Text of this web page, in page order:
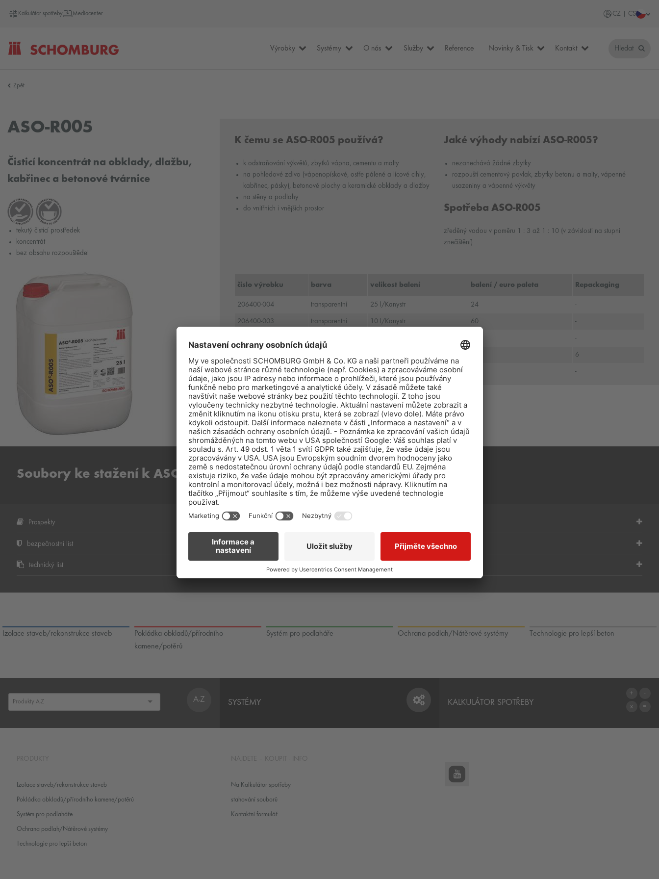
Kalkulátor spotřeby Mediacenter CZ | CS
Výrobky Systémy O nás Služby Reference Novinky & Tisk Kontakt Hledat
Zpět
ASO-R005
Čisticí koncentrát na obklady, dlažbu,
kabřinec a betonové tvárnice
tekutý čisticí prostředek
koncentrát
bez obsahu rozpouštědel
K čemu se ASO-R005 používá?
k odstraňování výkvětů, zbytků vápna, cementu a malty
na pohledové zdivo (vápenopískové, ostře pálené a lícové cihly,
kabřinec, pásky), betonové plochy a keramické obklady a dlažby
na stěny a podlahy
do vnitřních i vnějších prostor
Jaké výhody nabízí ASO-R005?
nezanechává žádné zbytky
rozpouští cementový povlak, zbytky betonu a malty, vápenné
usazeniny a vápenné výkvěty
Spotřeba ASO-R005
zředěný vodou v poměru 1 : 3 až 1 : 10 (v závislosti na stupni
znečištění)
číslo výrobku barva velikost balení balení / euro paleta Repackaging
206400-004 transparentní 25 l/Kanystr 24 -
206400-003 transparentní 10 l/Kanystr 60 -
-
6
206400-005 transparentní 1000 l/Kontejner -
Soubory ke stažení k ASO-R005
Prospekty
bezpečnostní list
technický list
Izolace staveb/rekonstrukce staveb
Pokládka obkladů/přírodního
kamene/potěrů
Systém pro podlaháře Ochrana podlah/Nátěrové systémy Technologie pro lepší beton
A-Z SYSTÉMY KALKULÁTOR SPOTŘEBY
Izolace staveb/rekonstrukce staveb
Pokládka obkladů/přírodního kamene/potěrů
Systém pro podlaháře
Ochrana podlah/Nátěrové systémy
Technologie pro lepší beton
Na Kalkulátor spotřeby
stahování souborů
Kontaktní formulář